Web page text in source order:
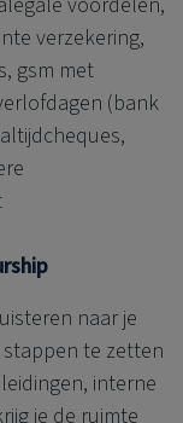
verzekering,
gsm met
(bank
naar je
te zetten
interne
je de ruimte